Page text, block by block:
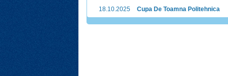
18.10.2025 Cupa De Toamna Politehnica